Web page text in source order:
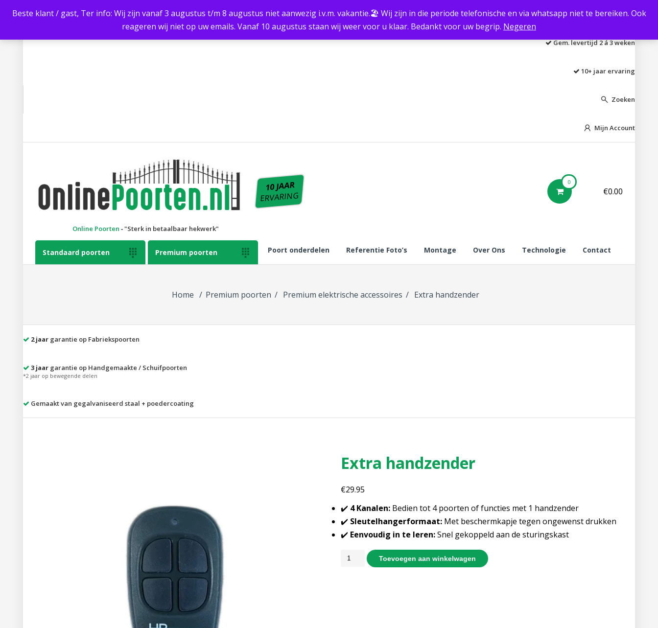
Laagste prijs garantie
Gem. levertijd 2 á 3 weken
10+ jaar ervaring
 Zoeken
 Mijn Account
Online Poorten ‐ Sterk in betaalbaar hekwerk
10 JAAR
ERVARING
0
€0.00
Standaard poorten  Premium poorten  Poort onderdelen Referentie Foto’s Montage Over Ons Technologie Contact
Home Premium poorten Premium elektrische accessoires Extra handzender
2 jaar garantie op Fabriekspoorten
3 jaar garantie op Handgemaakte / Schuifpoorten
*2 jaar op bewegende delen
Gemaakt van gegalvaniseerd staal + poedercoating
Extra handzender
€29.95
✔️ 4 Kanalen: Bedien tot 4 poorten of functies met 1 handzender
✔️ Sleutelhangerformaat: Met beschermkapje tegen ongewenst drukken
✔️ Eenvoudig in te leren:Snel gekoppeld aan de sturingskast
Toevoegen aan winkelwagen
Beste klant / gast, Ter info: Wij zijn vanaf 3 augustus t/m 8 augustus niet aanwezig i.v.m. vakantie.🏖 Wij zijn in die periode telefonische en via whatsapp niet te bereiken. Ook
reageren wij niet op uw emails. Vanaf 10 augustus staan wij weer voor u klaar. Bedankt voor uw begrip. Negeren